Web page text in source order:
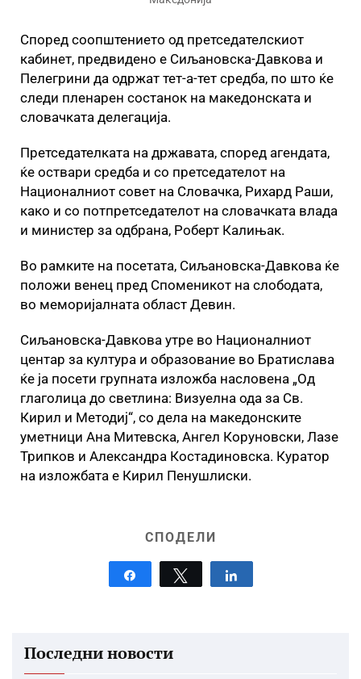
Според соопштението од претседателскиот
кабинет, предвидено е Сиљановска-Давкова и
Пелегрини да одржат тет-а-тет средба, по што ќе
следи пленарен состанок на македонската и
словачката делегација.
Претседателката на државата, според агендата,
ќе оствари средба и со претседателот на
Националниот совет на Словачка, Рихард Раши,
како и со потпретседателот на словачката влада
и министер за одбрана, Роберт Калињак.
Во рамките на посетата, Сиљановска-Давкова ќе
положи венец пред Споменикот на слободата,
во меморијалната област Девин.
Сиљановска-Давкова утре во Националниот
центар за култура и образование во Братислава
ќе ја посети групната изложба насловена „Од
глаголица до светлина: Визуелна ода за Св.
Кирил и Методиј“, со дела на македонските
уметници Ана Митевска, Ангел Коруновски, Лазе
Трипков и Александра Костадиновска. Куратор
на изложбата е Кирил Пенушлиски.
СПОДЕЛИ
Tweet
Последни новости